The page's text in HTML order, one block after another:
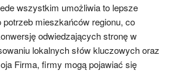
wszystkim umożliwia to lepsze
potrzeb mieszkańców regionu, co
odwiedzających stronę w
lokalnych słów kluczowych oraz
Firma, firmy mogą pojawiać się